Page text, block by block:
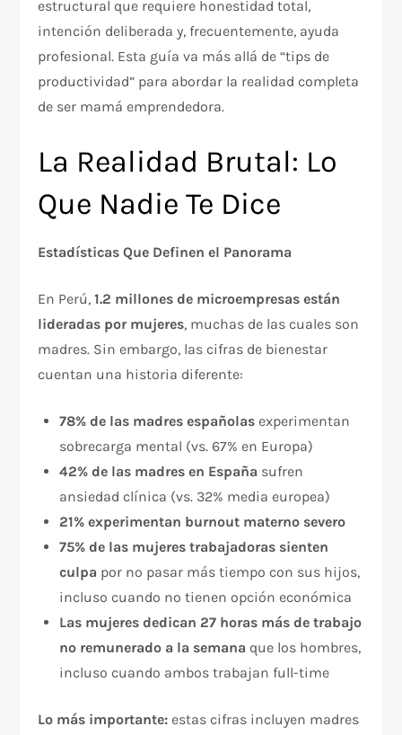
estructural que requiere honestidad total,
intención deliberada y, frecuentemente, ayuda
profesional. Esta guía va más allá de “tips de
productividad” para abordar la realidad completa
de ser mamá emprendedora.
La Realidad Brutal: Lo
Que Nadie Te Dice
Estadísticas Que Definen el Panorama
En Perú,1.2 millones de microempresas están
lideradas por mujeres, muchas de las cuales son
madres. Sin embargo, las cifras de bienestar
cuentan una historia diferente:​
78% de las madres españolas experimentan
sobrecarga mental (vs. 67% en Europa)​
42% de las madres en España sufren
ansiedad clínica (vs. 32% media europea)​
21% experimentan burnout materno severo
75% de las mujeres trabajadoras sienten
culpa por no pasar más tiempo con sus hijos,
incluso cuando no tienen opción económica​
Las mujeres dedican 27 horas más de trabajo
no remunerado a la semana que los hombres,
incluso cuando ambos trabajan full-time​
Lo más importante: estas cifras incluyen madres